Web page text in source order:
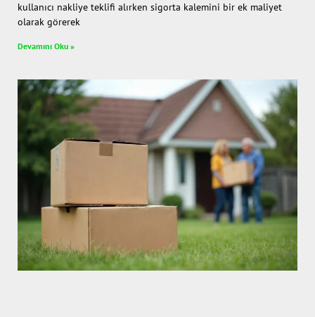
kullanıcı nakliye teklifi alırken sigorta kalemini bir ek maliyet
olarak görerek
Devamını Oku »